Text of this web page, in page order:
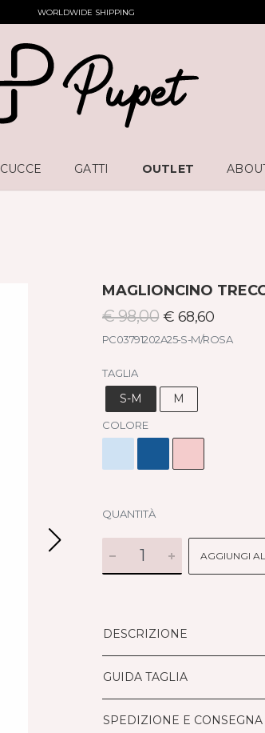
WORLDWIDE SHIPPING
CUCCE GATTI OUTLET
MAGLIONCINO
€ 98,00 € 68,60
PC03791202A25-S-M/ROSA
TAGLIA
S-M M
COLORE
QUANTITÀ
AGGIUNGI
DESCRIZIONE
GUIDA TAGLIA
SPEDIZIONE E CONSEGNA